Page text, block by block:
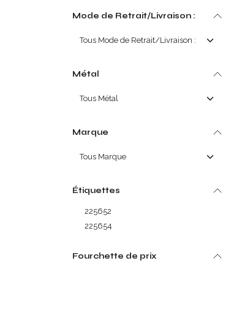
Mode de Retrait/Livraison :
Métal
Marque
Étiquettes
225652
225654
Fourchette de prix